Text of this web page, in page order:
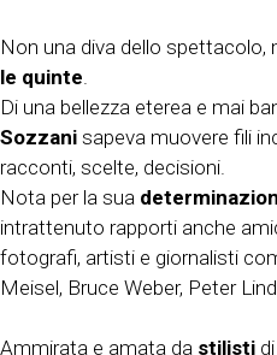
Non una diva dello spettacolo,
le quinte
Di una bellezza eterea e mai
Sozzani sapeva muovere fili
racconti, scelte, decisioni.
Nota per la sua
intrattenuto rapporti anche
fotografi, artisti e giornalisti
Meisel, Bruce Weber, Peter
Ammirata e amata da stilisti